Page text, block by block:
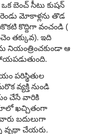
బెంచ్ సీటు కుషన్
రెండు మోకాళ్లను తొడ
కొద్దిగా వంచండి (
తక్కువ). ఇది
నియంత్రించకుండా ఆ
పరిస్థితుల
వ్యక్తి నుండి
చేసే వారికి
ఖచ్చితంగా
బదులుగా
వృథా చేయరు.